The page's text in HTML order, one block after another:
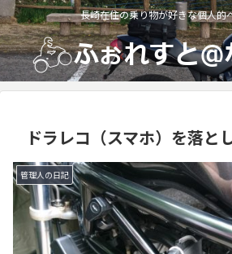
長崎在住の乗り物が好きな個人的
ドラレコ（スマホ）を落と
管理人の日記